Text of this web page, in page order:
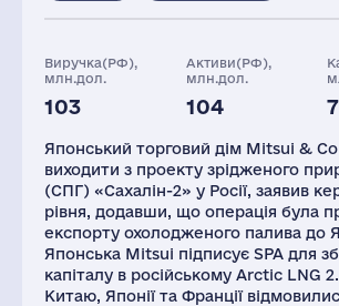
Виручка(РФ),
млн.дол.
103
Активи(РФ),
млн.дол.
104
2021
1569
млн.дол.
4
Японський торговий дім Mitsui &
виходити з проекту зрідженого
(СПГ) «Сахалін-2» у Росії, заявив
рівня, додавши, що операція була
експорту охолодженого палива до
Японська Mitsui підписує SPA для
капіталу в російському Arctic LNG
Китаю, Японії та Франції